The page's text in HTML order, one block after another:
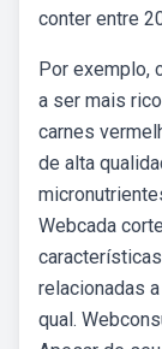
conter entre
Por exemplo,
a ser mais
carnes
de alta
Webcada
relacionadas
qual.